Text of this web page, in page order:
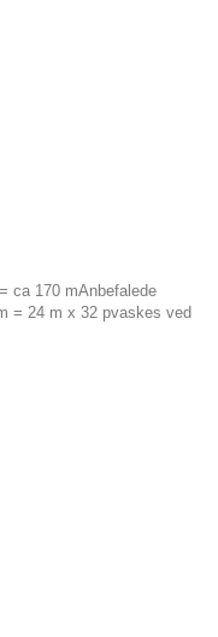
ca 170 mAnbefalede
= 24 m x 32 pvaskes ved